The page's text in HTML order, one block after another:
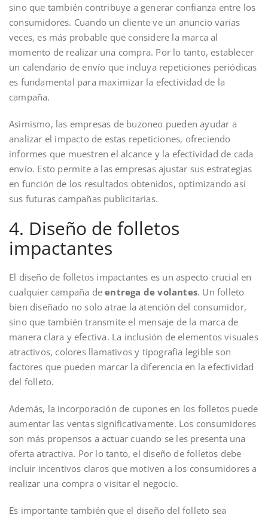
sino que también contribuye a generar confianza entre los
consumidores. Cuando un cliente ve un anuncio varias
veces, es más probable que considere la marca al
momento de realizar una compra. Por lo tanto, establecer
un calendario de envío que incluya repeticiones periódicas
es fundamental para maximizar la efectividad de la
campaña.
Asimismo, las empresas de buzoneo pueden ayudar a
analizar el impacto de estas repeticiones, ofreciendo
informes que muestren el alcance y la efectividad de cada
envío. Esto permite a las empresas ajustar sus estrategias
en función de los resultados obtenidos, optimizando así
sus futuras campañas publicitarias.
4. Diseño de folletos
impactantes
El diseño de folletos impactantes es un aspecto crucial en
cualquier campaña deentrega de volantes. Un folleto
bien diseñado no solo atrae la atención del consumidor,
sino que también transmite el mensaje de la marca de
manera clara y efectiva. La inclusión de elementos visuales
atractivos, colores llamativos y tipografía legible son
factores que pueden marcar la diferencia en la efectividad
del folleto.
Además, la incorporación de cupones en los folletos puede
aumentar las ventas significativamente. Los consumidores
son más propensos a actuar cuando se les presenta una
oferta atractiva. Por lo tanto, el diseño de folletos debe
incluir incentivos claros que motiven a los consumidores a
realizar una compra o visitar el negocio.
Es importante también que el diseño del folleto sea